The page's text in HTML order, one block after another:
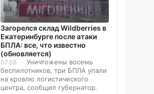
Загорелся склад Wildberries в
Екатеринбурге после атаки
БПЛА: все, что известно
(обновляется)
07.08
Уничтожены восемь
беспилотников, три БПЛА упали
на кровлю логистического
центра, сообщил губернатор.